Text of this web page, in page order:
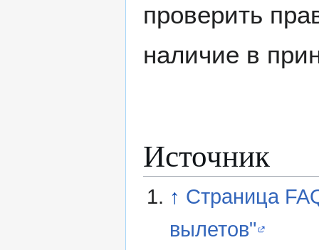
проверить
наличие в
Источник
↑ Страница
вылетов"